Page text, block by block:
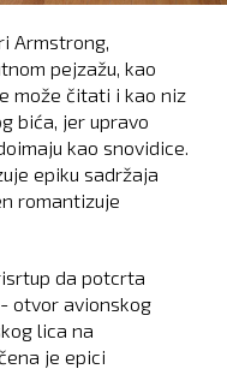
Armstrong,
pejzažu, kao
može čitati i kao niz
bića, jer upravo
kao snovidice.
epiku sadržaja
romantizuje
da potcrta
otvor avionskog
lica na
je epici